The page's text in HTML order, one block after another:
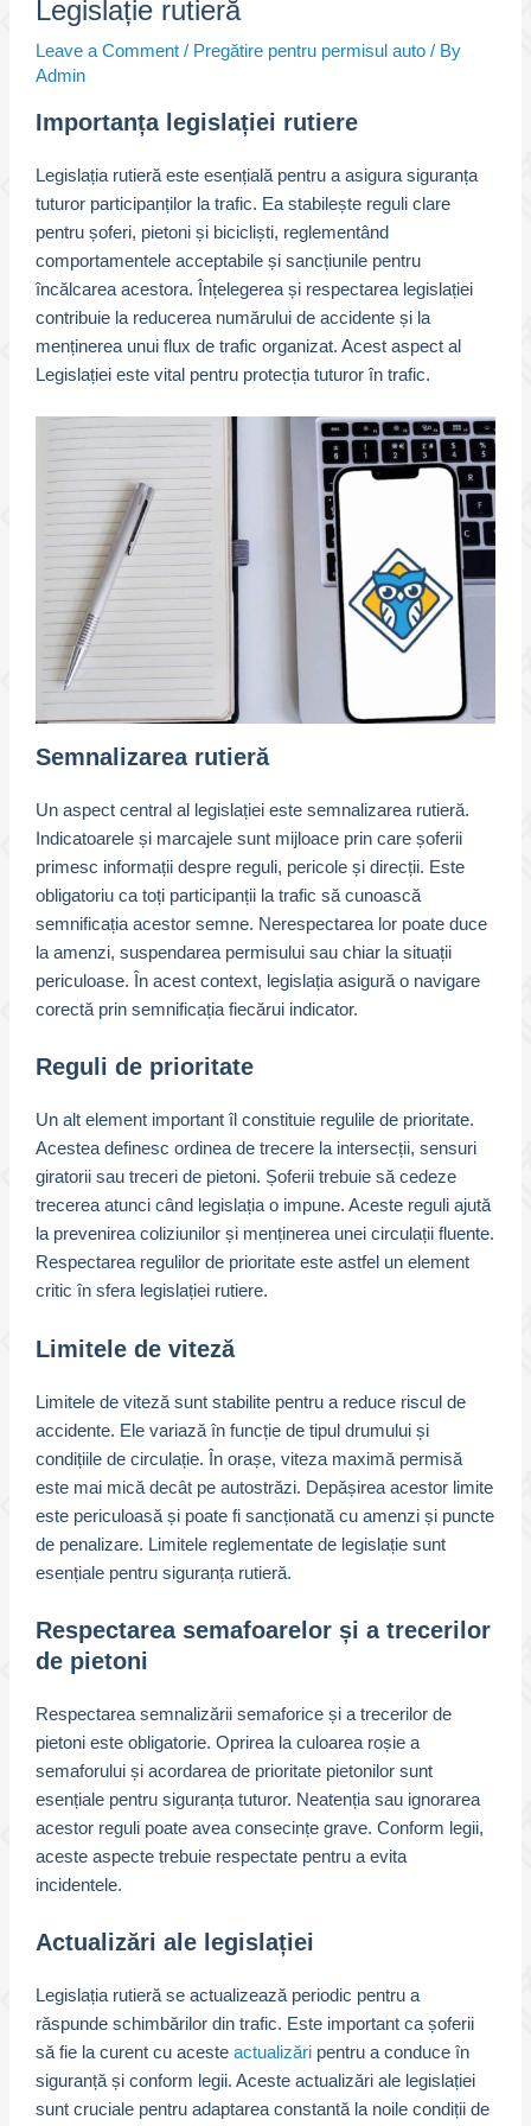
Legislație rutieră
Leave a Comment / Pregătire pentru permisul auto/ By
Admin
Importanța legislației rutiere
Legislația rutieră este esențială pentru a asigura siguranța
tuturor participanților la trafic. Ea stabilește reguli clare
pentru șoferi, pietoni și bicicliști, reglementând
comportamentele acceptabile și sancțiunile pentru
încălcarea acestora. Înțelegerea și respectarea legislației
contribuie la reducerea numărului de accidente și la
menținerea unui flux de trafic organizat. Acest aspect al
Legislației este vital pentru protecția tuturor în trafic.
Semnalizarea rutieră
Un aspect central al legislației este semnalizarea rutieră.
Indicatoarele și marcajele sunt mijloace prin care șoferii
primesc informații despre reguli, pericole și direcții. Este
obligatoriu ca toți participanții la trafic să cunoască
semnificația acestor semne. Nerespectarea lor poate duce
la amenzi, suspendarea permisului sau chiar la situații
periculoase. În acest context, legislația asigură o navigare
corectă prin semnificația fiecărui indicator.
Reguli de prioritate
Un alt element important îl constituie regulile de prioritate.
Acestea definesc ordinea de trecere la intersecții, sensuri
giratorii sau treceri de pietoni. Șoferii trebuie să cedeze
trecerea atunci când legislația o impune. Aceste reguli ajută
la prevenirea coliziunilor și menținerea unei circulații fluente.
Respectarea regulilor de prioritate este astfel un element
critic în sfera legislației rutiere.
Limitele de viteză
Limitele de viteză sunt stabilite pentru a reduce riscul de
accidente. Ele variază în funcție de tipul drumului și
condițiile de circulație. În orașe, viteza maximă permisă
este mai mică decât pe autostrăzi. Depășirea acestor limite
este periculoasă și poate fi sancționată cu amenzi și puncte
de penalizare. Limitele reglementate de legislație sunt
esențiale pentru siguranța rutieră.
Respectarea semafoarelor și a trecerilor
de pietoni
Respectarea semnalizării semaforice și a trecerilor de
pietoni este obligatorie. Oprirea la culoarea roșie a
semaforului și acordarea de prioritate pietonilor sunt
esențiale pentru siguranța tuturor. Neatenția sau ignorarea
acestor reguli poate avea consecințe grave. Conform legii,
aceste aspecte trebuie respectate pentru a evita
incidentele.
Actualizări ale legislației
Legislația rutieră se actualizează periodic pentru a
răspunde schimbărilor din trafic. Este important ca șoferii
să fie la curent cu acesteactualizări pentru a conduce în
siguranță și conform legii. Aceste actualizări ale legislației
sunt cruciale pentru adaptarea constantă la noile condiții de